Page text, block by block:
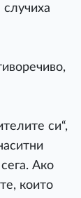
си“,
Ако
които